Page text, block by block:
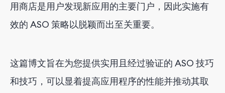
用商店是用户发现新应用的主要门户，因此实施有
效的 ASO 策略以脱颖而出至关重要。
这篇博文旨在为您提供实用且经过验证的 ASO 技巧
和技巧，可以显着提高应用程序的性能并推动其取